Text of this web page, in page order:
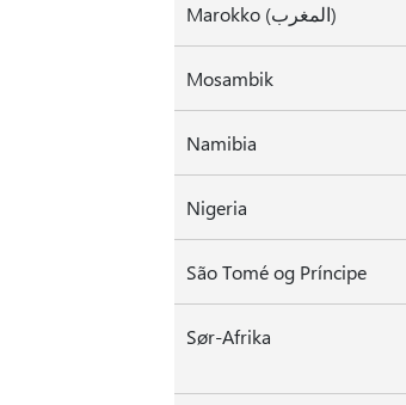
Marokko (المغرب)
Mosambik
Namibia
Nigeria
São Tomé og Príncipe
Sør-Afrika